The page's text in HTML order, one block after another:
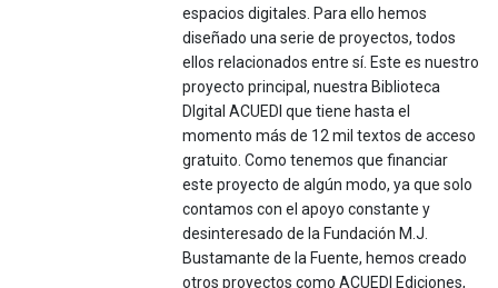
espacios digitales. Para ello hemos
diseñado una serie de proyectos, todos
ellos relacionados entre sí. Este es nuestro
proyecto principal, nuestra Biblioteca
DIgital ACUEDI que tiene hasta el
momento más de 12 mil textos de acceso
gratuito. Como tenemos que financiar
este proyecto de algún modo, ya que solo
contamos con el apoyo constante y
desinteresado de la Fundación M.J.
Bustamante de la Fuente, hemos creado
otros proyectos como ACUEDI Ediciones,